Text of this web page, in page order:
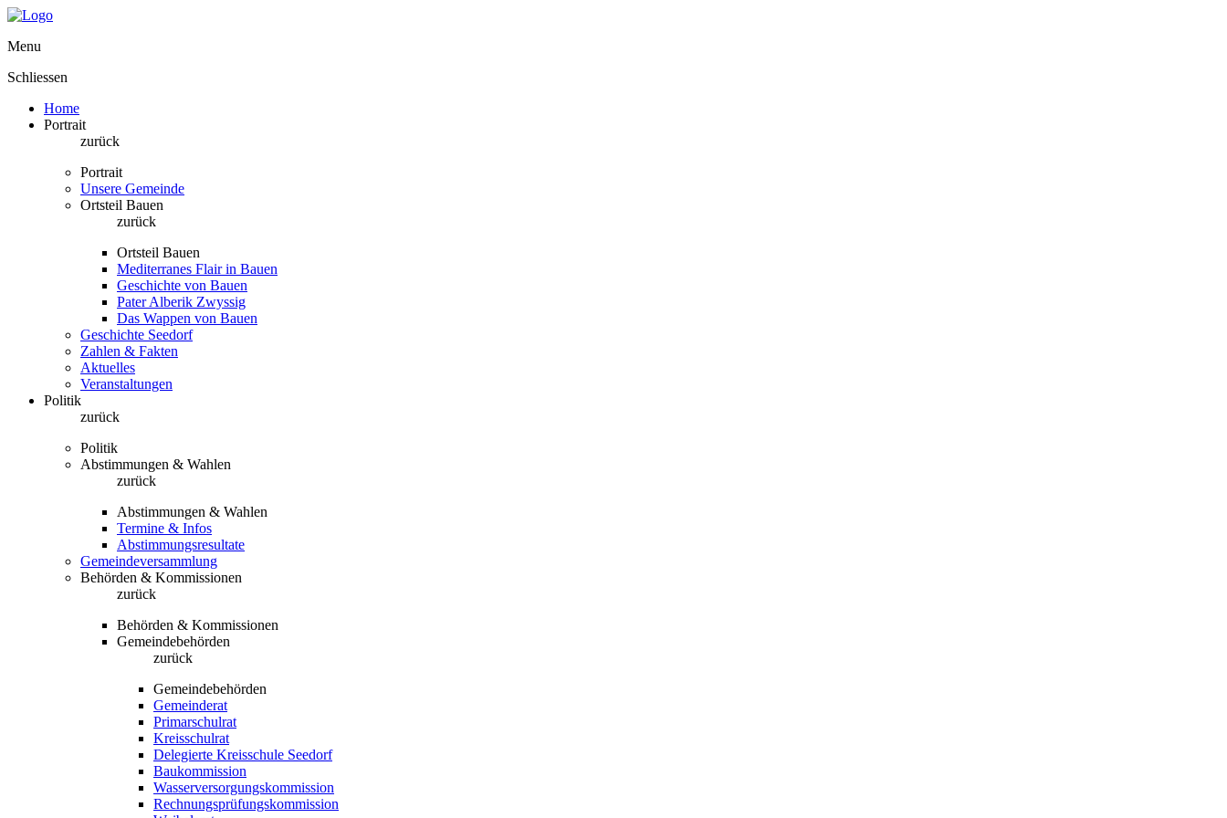
Menu
Schliessen
Home
Portrait
zurück
Portrait
Unsere Gemeinde
Ortsteil Bauen
zurück
Ortsteil Bauen
Mediterranes Flair in Bauen
Geschichte von Bauen
Pater Alberik Zwyssig
Das Wappen von Bauen
Geschichte Seedorf
Zahlen & Fakten
Aktuelles
Veranstaltungen
Politik
zurück
Politik
Abstimmungen & Wahlen
zurück
Abstimmungen & Wahlen
Termine & Infos
Abstimmungsresultate
Gemeindeversammlung
Behörden & Kommissionen
zurück
Behörden & Kommissionen
Gemeindebehörden
zurück
Gemeindebehörden
Gemeinderat
Primarschulrat
Kreisschulrat
Delegierte Kreisschule Seedorf
Baukommission
Wasserversorgungskommission
Rechnungsprüfungskommission